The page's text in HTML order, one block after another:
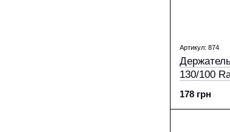
Артикул: 874
130/100
178 грн